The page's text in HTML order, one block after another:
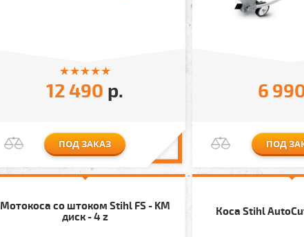
12 490 р.
ПОД ЗАКАЗ
6
ПОД
Мотокоса со штоком Stihl FS - KM
диск - 4 z
Коса Stihl